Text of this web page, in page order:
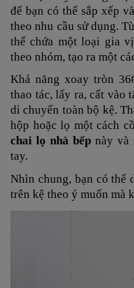
để bạn có thể sắp xếp
theo nhu cầu sử dụng.
thể chứa một loại gia
theo nhóm, tạo ra một
Khả năng xoay tròn
thao tác, lấy ra, cất vào
di chuyển toàn bộ kệ.
hộp hoặc lọ một cách
chai lọ nhà bếp này và
tay.
Nhìn chung, bạn có thể
trên kệ theo ý muốn mà